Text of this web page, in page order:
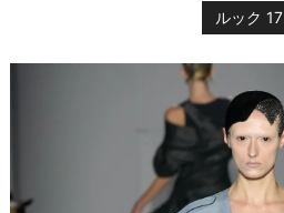
ルック 17